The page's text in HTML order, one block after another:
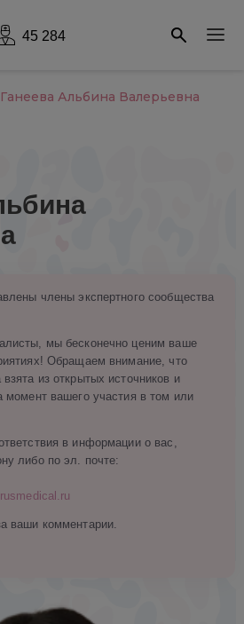
45 284
Ганеева Альбина Валерьевна
члены экспертного сообщества
мы бесконечно ценим ваше
Обращаем внимание, что
из открытых источников и
момент вашего участия в том или
в информации о вас,
либо по эл. почте:
ваши комментарии.